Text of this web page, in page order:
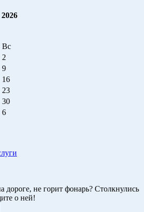
2026
Вс
2
9
16
23
30
6
дороге, не горит фонарь? Столкнулись
о ней!